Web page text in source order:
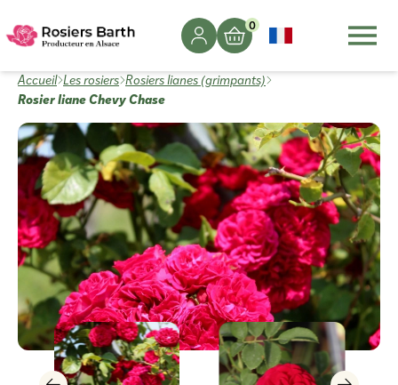
0
Accueil Les rosiers Rosiers lianes (grimpants)
Rosier liane Chevy Chase